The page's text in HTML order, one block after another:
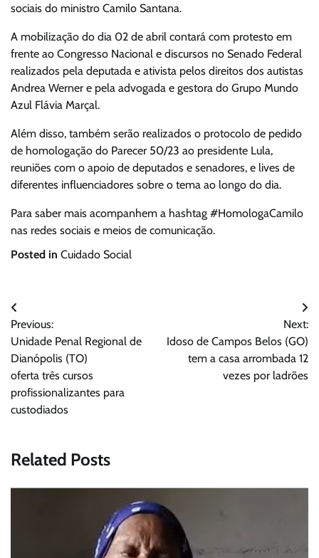
sociais do ministro Camilo Santana.
A mobilização do dia 02 de abril contará com protesto em
frente ao Congresso Nacional e discursos no Senado Federal
realizados pela deputada e ativista pelos direitos dos autistas
Andrea Werner e pela advogada e gestora do Grupo Mundo
Azul Flávia Marçal.
Além disso, também serão realizados o protocolo de pedido
de homologação do Parecer 50/23 ao presidente Lula,
reuniões com o apoio de deputados e senadores, e lives de
diferentes influenciadores sobre o tema ao longo do dia.
Para saber mais acompanhem a hashtag #HomologaCamilo
nas redes sociais e meios de comunicação.
Posted in Cuidado Social
Navegação
de
Post
Previous:
Unidade Penal Regional de
Dianópolis (TO)
oferta três cursos
profissionalizantes para
custodiados
Next:
Idoso de Campos Belos (GO)
tem a casa arrombada 12
vezes por ladrões
Related Posts